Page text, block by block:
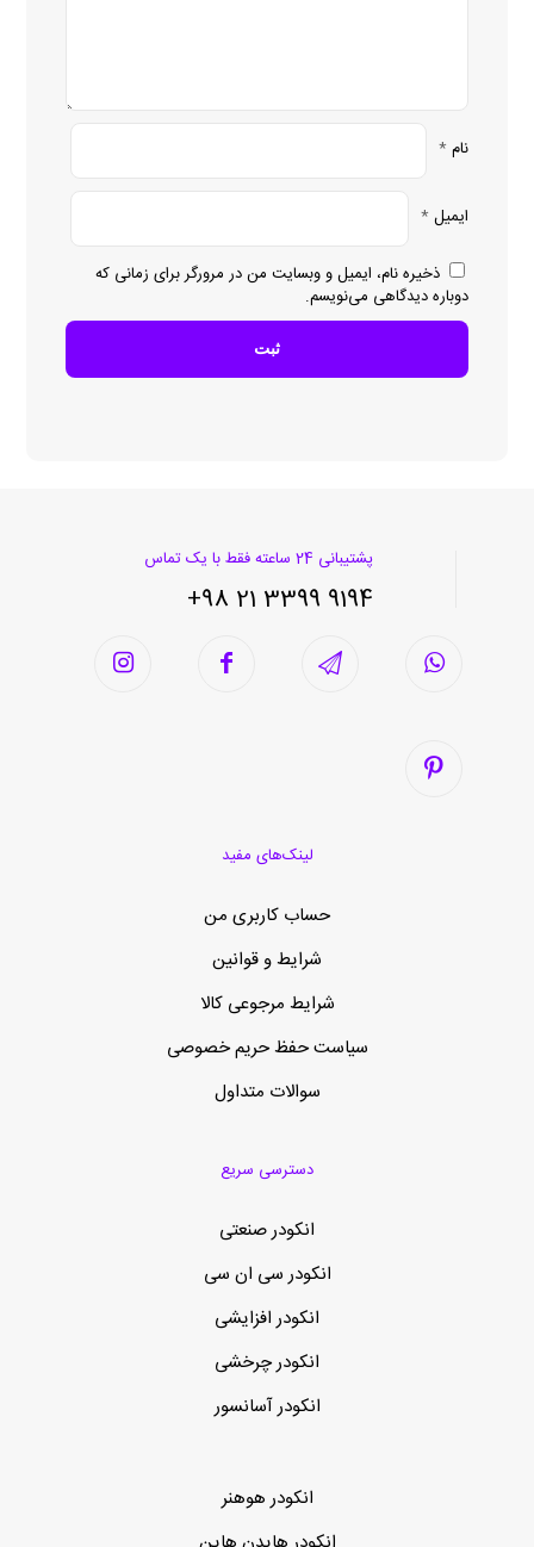
نام *
ایمیل *
ذخیره نام، ایمیل و وبسایت من در مرورگر برای زمانی که
دوباره دیدگاهی می‌نویسم.
پشتیبانی 24 ساعته فقط با یک تماس
9194 3399 21 98+
لینک‌های مفید
حساب کاربری من
شرایط و قوانین
شرایط مرجوعی کالا
سیاست حفظ حریم خصوصی
سوالات متداول
دسترسی سریع
انکودر صنعتی
انکودر سی ان سی
انکودر افزایشی
انکودر چرخشی
انکودر آسانسور
انکودر هوهنر